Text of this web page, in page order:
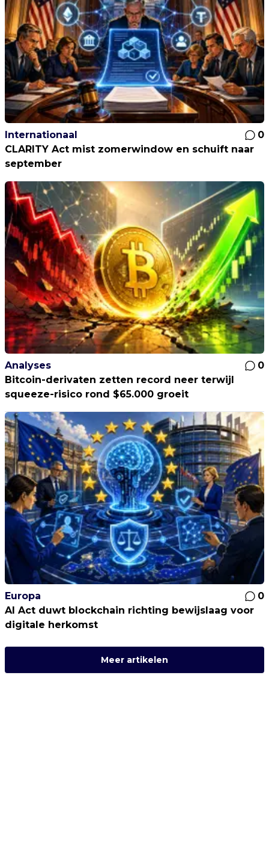
Internationaal
0
CLARITY Act mist zomerwindow en schuift naar
september
Analyses
0
Bitcoin-derivaten zetten record neer terwijl
squeeze-risico rond $65.000 groeit
Europa
0
AI Act duwt blockchain richting bewijslaag voor
digitale herkomst
Meer artikelen